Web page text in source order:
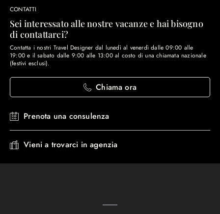
CONTATTI
Sei interessato alle nostre vacanze e hai bisogno
di contattarci?
Contatta i nostri Travel Designer dal lunedì al venerdì dalle 09:00 alle
19:00 e il sabato dalle 9:00 alle 13:00 al costo di una chiamata nazionale
(festivi esclusi).
Chiama ora
Prenota una consulenza
Vieni a trovarci in agenzia